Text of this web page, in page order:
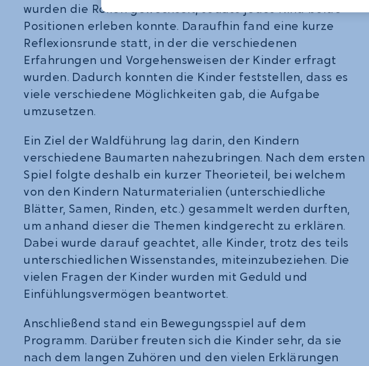
wurden die Rollen gewechselt, sodass jedes Kind beide
Positionen erleben konnte. Daraufhin fand eine kurze
Reflexionsrunde statt, in der die verschiedenen
Erfahrungen und Vorgehensweisen der Kinder erfragt
wurden. Dadurch konnten die Kinder feststellen, dass es
viele verschiedene Möglichkeiten gab, die Aufgabe
umzusetzen.
Ein Ziel der Waldführung lag darin, den Kindern
verschiedene Baumarten nahezubringen. Nach dem ersten
Spiel folgte deshalb ein kurzer Theorieteil, bei welchem
von den Kindern Naturmaterialien (unterschiedliche
Blätter, Samen, Rinden, etc.) gesammelt werden durften,
um anhand dieser die Themen kindgerecht zu erklären.
Dabei wurde darauf geachtet, alle Kinder, trotz des teils
unterschiedlichen Wissenstandes, miteinzubeziehen. Die
vielen Fragen der Kinder wurden mit Geduld und
Einfühlungsvermögen beantwortet.
Anschließend stand ein Bewegungsspiel auf dem
Programm. Darüber freuten sich die Kinder sehr, da sie
nach dem langen Zuhören und den vielen Erklärungen